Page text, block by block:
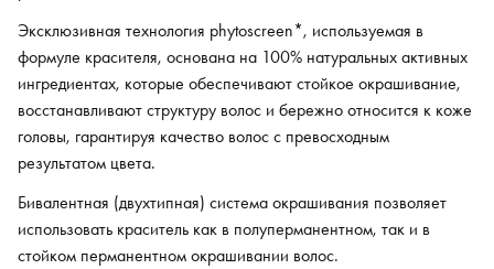
длительным сроком стойкости и блеска.
Nature – это не просто краситель, это восстановление
волос цветом!
-Палитра – 70+ оттенков
-Осветляет до 3 тонов
-Объем 100 мл.
Преимущества:
Эксклюзивная технология phytoscreen*, используемая в
формуле красителя, основана на 100% натуральных активных
ингредиентах, которые обеспечивают стойкое окрашивание,
восстанавливают структуру волос и бережно относится к коже
головы, гарантируя качество волос с превосходным
результатом цвета.
Бивалентная (двухтипная) система окрашивания позволяет
использовать краситель как в полуперманентном, так и в
стойком перманентном окрашивании волос.